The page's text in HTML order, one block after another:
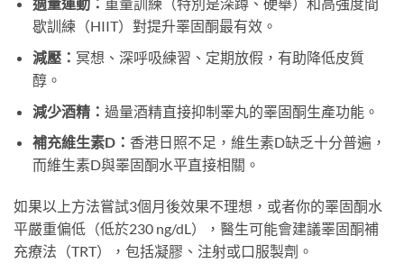
適量運動： 重量訓練（特別是深蹲、硬舉）和高強度間
歇訓練（HIIT）對提升睪固酮最有效。
減壓： 冥想、深呼吸練習、定期放假，有助降低皮質
醇。
減少酒精： 過量酒精直接抑制睪丸的睪固酮生產功能。
補充維生素D： 香港日照不足，維生素D缺乏十分普遍，
而維生素D與睪固酮水平直接相關。
如果以上方法嘗試3個月後效果不理想，或者你的睪固酮水
平嚴重偏低（低於230 ng/dL），醫生可能會建議睪固酮補
充療法（TRT），包括凝膠、注射或口服製劑。